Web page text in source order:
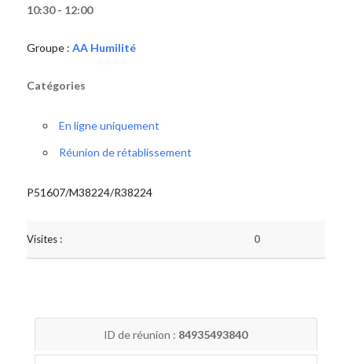
10:30 - 12:00
Groupe : AA Humilité
Catégories
En ligne uniquement
Réunion de rétablissement
P51607/M38224/R38224
Visites : 0
ID de réunion : 84935493840